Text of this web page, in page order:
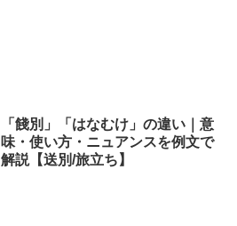
「餞別」「はなむけ」の違い｜意
味・使い方・ニュアンスを例文で
解説【送別/旅立ち】